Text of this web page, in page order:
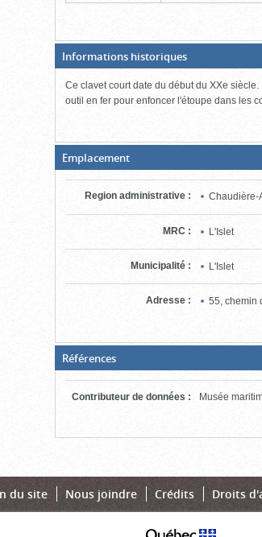
Informations historiques(Boite
fermée,
cliquer
pour
ouvrir)
Ce clavet court date du début du XXe
outil en fer pour enfoncer l'étoupe dans les
Emplacement(Boite
fermée,
cliquer
pour
ouvrir)
Region administrative : Chaudière-
MRC : L'Islet
Municipalité : L'Islet
Adresse : 55, chemin
Références(Boite
fermée,
cliquer
pour
ouvrir)
Contributeur de données : Musée
du site Nous joindre Crédits Droits